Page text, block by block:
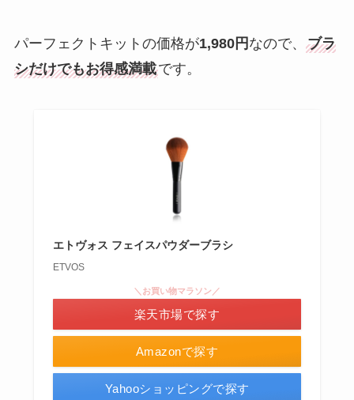
パーフェクトキットの価格が1,980円 なので、 ブラ
シだけでもお得感満載です。
エトヴォス フェイスパウダーブラシ
ETVOS
Amazonで探す
＼お買い物マラソン／
楽天市場で探す
Yahooショッピングで探す